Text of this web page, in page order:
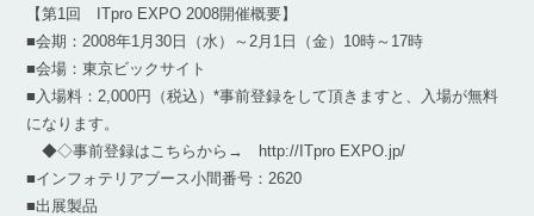
【第1回 ITpro EXPO 2008開催概要】
■会期：2008年1月30日（水）～2月1日（金）10時～17時
■会場：東京ビックサイト
■入場料：2,000円（税込）*事前登録をして頂きますと、入場が無料
になります。
◆◇事前登録はこちらから→ http://ITpro EXPO.jp/
■インフォテリアブース小間番号：2620
■出展製品